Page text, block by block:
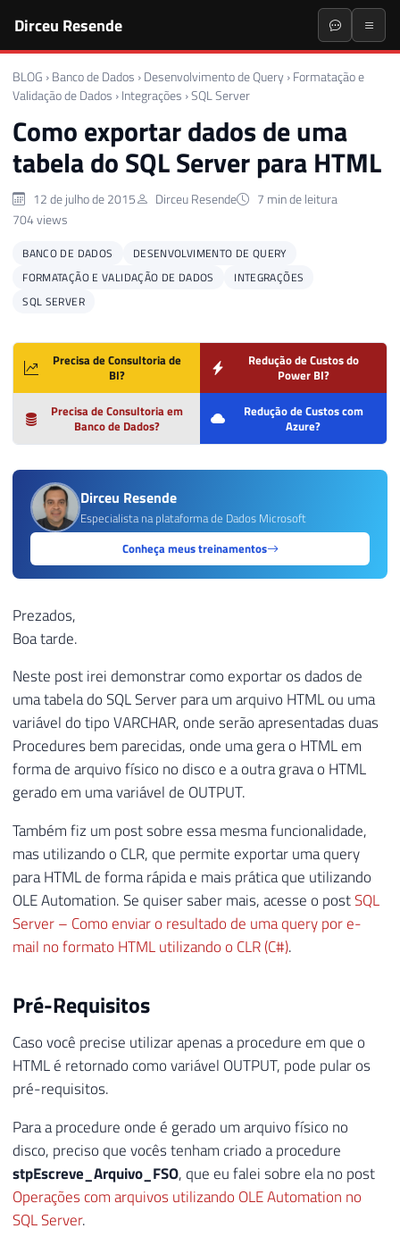
Dirceu Resende
BLOG › Banco de Dados › Desenvolvimento de Query › Formatação e
Validação de Dados › Integrações ›SQL Server
Como exportar dados de uma
tabela do SQL Server para HTML
12 de julho de 2015 Dirceu Resende
7 min de leitura
704 views
BANCO DE DADOS
DESENVOLVIMENTO DE QUERY
FORMATAÇÃO E VALIDAÇÃO DE DADOS
INTEGRAÇÕES
SQL SERVER
Precisa de Consultoria de
BI?
Redução de Custos do
Power BI?
Precisa de Consultoria em
Banco de Dados?
Redução de Custos com
Azure?
Dirceu Resende
Especialista na plataforma de Dados Microsoft
Conheça meus treinamentos
Prezados,
Boa tarde.
Neste post irei demonstrar como exportar os dados de
uma tabela do SQL Server para um arquivo HTML ou uma
variável do tipo VARCHAR, onde serão apresentadas duas
Procedures bem parecidas, onde uma gera o HTML em
forma de arquivo físico no disco e a outra grava o HTML
gerado em uma variável de OUTPUT.
Também fiz um post sobre essa mesma funcionalidade,
mas utilizando o CLR, que permite exportar uma query
para HTML de forma rápida e mais prática que utilizando
OLE Automation. Se quiser saber mais, acesse o postSQL
Server – Como enviar o resultado de uma query por e-
mail no formato HTML utilizando o CLR (C#).
Pré-Requisitos
Caso você precise utilizar apenas a procedure em que o
HTML é retornado como variável OUTPUT, pode pular os
pré-requisitos.
Para a procedure onde é gerado um arquivo físico no
disco, preciso que vocês tenham criado a procedure
stpEscreve_Arquivo_FSO, que eu falei sobre ela no post
Operações com arquivos utilizando OLE Automation no
SQL Server.